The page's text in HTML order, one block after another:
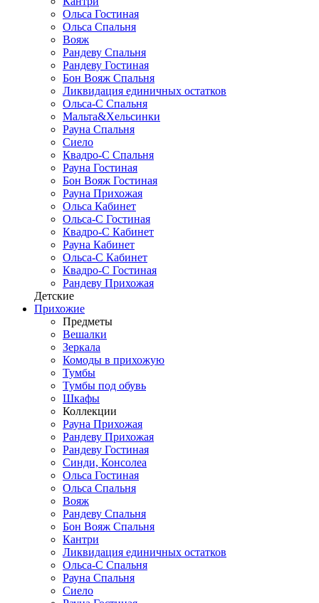
Ольса Гостиная
Ольса Спальня
Вояж
Рандеву Спальня
Рандеву Гостиная
Бон Вояж Спальня
Ликвидация единичных остатков
Ольса-С Спальня
Мальта&Хельсинки
Рауна Спальня
Сиело
Квадро-С Спальня
Рауна Гостиная
Бон Вояж Гостиная
Рауна Прихожая
Ольса Кабинет
Ольса-С Гостиная
Квадро-С Кабинет
Рауна Кабинет
Ольса-С Кабинет
Квадро-С Гостиная
Рандеву Прихожая
Детские
Прихожие
Предметы
Вешалки
Зеркала
Комоды в прихожую
Тумбы
Тумбы под обувь
Шкафы
Коллекции
Рауна Прихожая
Рандеву Прихожая
Рандеву Гостиная
Синди, Консолеа
Ольса Гостиная
Ольса Спальня
Вояж
Рандеву Спальня
Бон Вояж Спальня
Кантри
Ликвидация единичных остатков
Ольса-С Спальня
Рауна Спальня
Сиело